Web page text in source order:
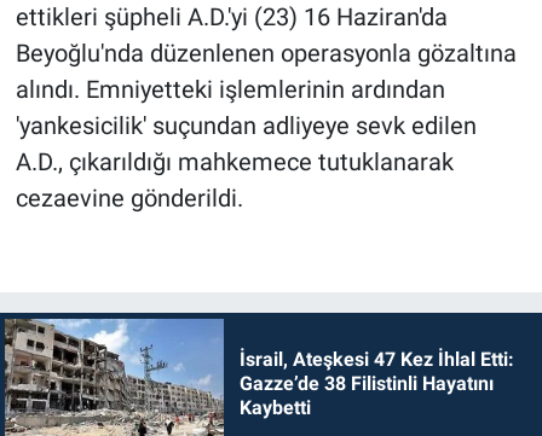
ettikleri şüpheli A.D.'yi (23) 16 Haziran'da
Beyoğlu'nda düzenlenen operasyonla gözaltına
alındı. Emniyetteki işlemlerinin ardından
'yankesicilik' suçundan adliyeye sevk edilen
A.D., çıkarıldığı mahkemece tutuklanarak
cezaevine gönderildi.
İsrail, Ateşkesi 47 Kez İhlal Etti:
Gazze’de 38 Filistinli Hayatını
Kaybetti